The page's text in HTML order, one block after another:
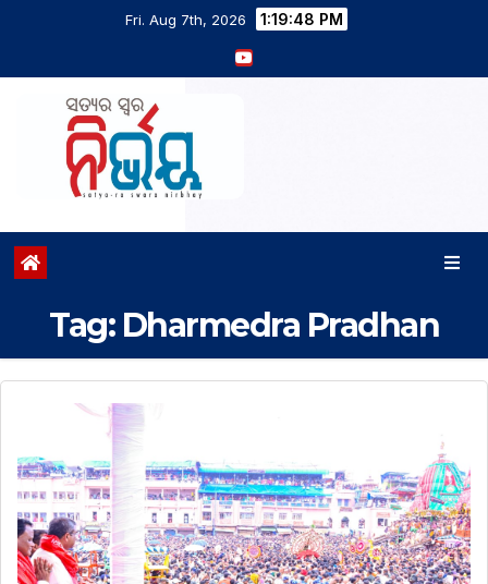
Fri. Aug 7th, 2026 1:19:48 PM
Tag: Dharmedra Pradhan